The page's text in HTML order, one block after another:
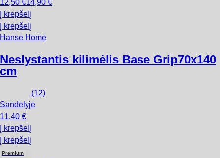
12,50 €14,90 €
Į krepšelį
Į krepšelį
Hanse Home
Neslystantis kilimėlis Base Grip70x140
cm
(12)
Sandėlyje
11,40 €
Į krepšelį
Į krepšelį
Premium